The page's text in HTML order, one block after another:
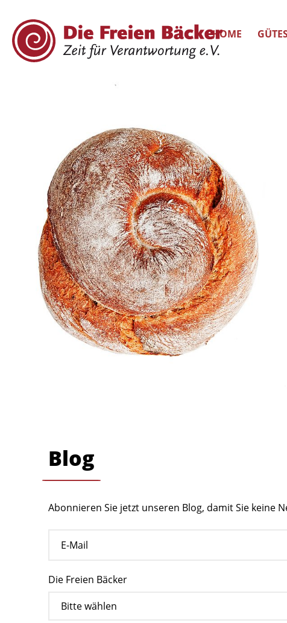
HOME
Blog
Abonnieren Sie jetzt unseren Blog, damit Sie keine
Die Freien Bäcker